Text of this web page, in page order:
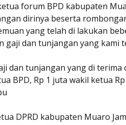
forum BPD kabupaten
dirinya beserta
yang telah di lakukan
gaji dan tunjangan yang kami
dan tunjangan yang di terima
BPD, Rp 1 juta wakil ketua
DPRD kabupaten Muaro